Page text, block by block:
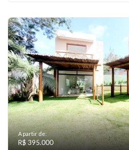
A partir de:
R$ 395.000